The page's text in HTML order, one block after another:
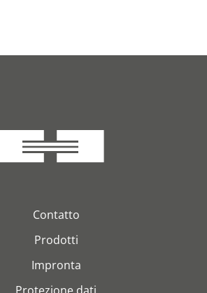
Contatto
Prodotti
Impronta